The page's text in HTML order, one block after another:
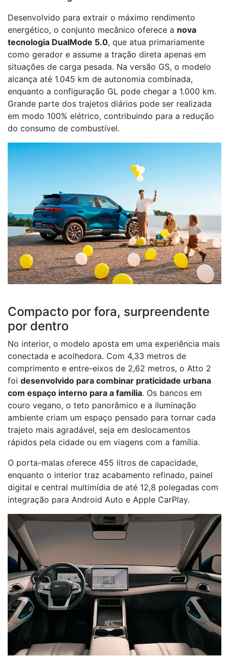
Desenvolvido para extrair o máximo rendimento
energético, o conjunto mecânico oferece a nova
tecnologia DualMode 5.0, que atua primariamente
como gerador e assume a tração direta apenas em
situações de carga pesada. Na versão GS, o modelo
alcança até 1.045 km de autonomia combinada,
enquanto a configuração GL pode chegar a 1.000 km.
Grande parte dos trajetos diários pode ser realizada
em modo 100% elétrico, contribuindo para a redução
do consumo de combustível.
Compacto por fora, surpreendente
por dentro
No interior, o modelo aposta em uma experiência mais
conectada e acolhedora. Com 4,33 metros de
comprimento e entre-eixos de 2,62 metros, o Atto 2
foi desenvolvido para combinar praticidade urbana
com espaço interno para a família. Os bancos em
couro vegano, o teto panorâmico e a iluminação
ambiente criam um espaço pensado para tornar cada
trajeto mais agradável, seja em deslocamentos
rápidos pela cidade ou em viagens com a família.
O porta-malas oferece 455 litros de capacidade,
enquanto o interior traz acabamento refinado, painel
digital e central multimídia de até 12,8 polegadas com
integração para Android Auto e Apple CarPlay.